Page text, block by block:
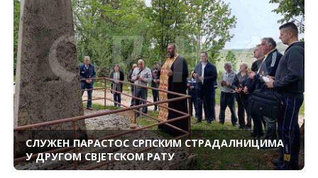
СЛУЖЕН ПАРАСТОС СРПСКИМ СТРАДАЛНИЦИМА
У ДРУГОМ СВЈЕТСКОМ РАТУ